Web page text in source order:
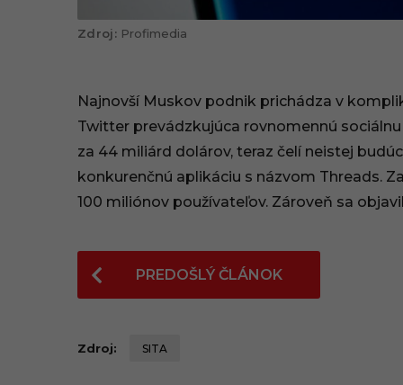
Profimedia
Najnovší Muskov podnik prichádza v
Twitter prevádzkujúca rovnomennú
za 44 miliárd dolárov, teraz čelí neistej
konkurenčnú aplikáciu s názvom Threads.
100 miliónov používateľov. Zároveň sa
P
o
t
PREDOŠLÝ ČLÁNOK
Zdroj: SITA